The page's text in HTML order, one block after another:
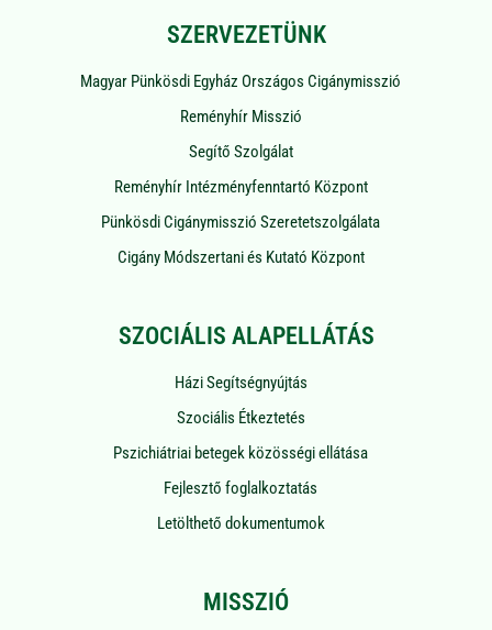
SZERVEZETÜNK
Magyar Pünkösdi Egyház Országos Cigánymisszió
Reményhír Misszió
Segítő Szolgálat
Reményhír Intézményfenntartó Központ
Pünkösdi Cigánymisszió Szeretetszolgálata
Cigány Módszertani és Kutató Központ
SZOCIÁLIS ALAPELLÁTÁS
Házi Segítségnyújtás
Szociális Étkeztetés
Pszichiátriai betegek közösségi ellátása
Fejlesztő foglalkoztatás
Letölthető dokumentumok
MISSZIÓ